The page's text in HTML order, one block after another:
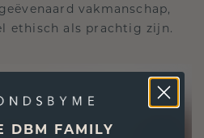
vakmanschap,
ethisch als prachtig zijn.
DBM FAMILY